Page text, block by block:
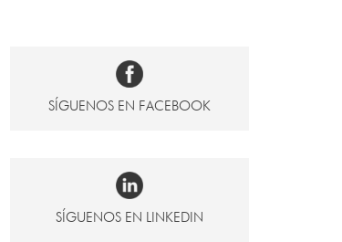
SÍGUENOS EN FACEBOOK
SÍGUENOS EN LINKEDIN